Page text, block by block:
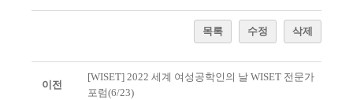
목록 수정 삭제
이전
[WISET] 2022 세계 여성공학인의 날 WISET 전문가
포럼(6/23)